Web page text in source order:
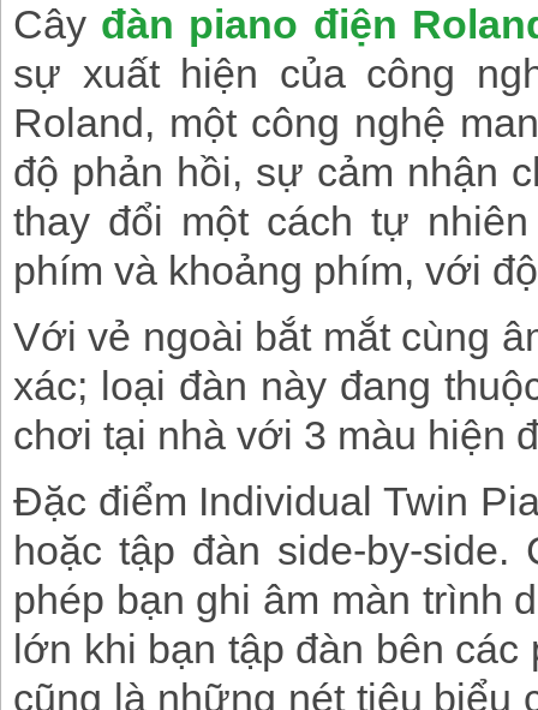
Cây đàn piano điện
sự xuất hiện của công
Roland, một công nghệ
độ phản hồi, sự cảm nhận
thay đổi một cách tự
phím và khoảng phím, với
Với vẻ ngoài bắt mắt cùng
xác; loại đàn này đang
chơi tại nhà với 3 màu hiện
Đặc điểm Individual Twin
hoặc tập đàn side-by-side.
phép bạn ghi âm màn trình
lớn khi bạn tập đàn bên
cũng là những nét tiêu biểu